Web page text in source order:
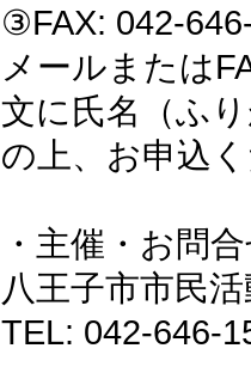
③FAX: 042-
メールまたは
文に氏名（ふ
の上、お申込
・主催・お問
八王子市市民
TEL: 042-646-